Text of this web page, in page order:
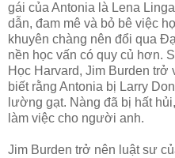
gái của Antonia là Lena
dẫn, đam mê và bỏ bê việc
khuyên chàng nên đổi qua
nền học vấn có quy củ hơn.
Học Harvard, Jim Burden
biết rằng Antonia bị Larry
lường gạt. Nàng đã bị hất
làm việc cho người anh.
Jim Burden trở nên luật sư